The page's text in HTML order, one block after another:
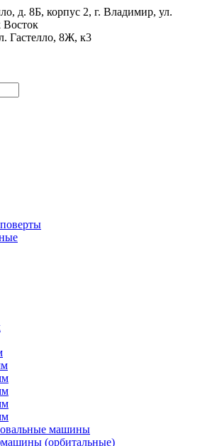
д. 8Б, корпус 2, г. Владимир, ул.
Гастелло, 8Ж, к3
машины
(орбитальные)